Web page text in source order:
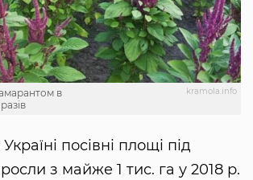
kramola.info
в
посівні площі під
з майже 1 тис. га у 2018 р.